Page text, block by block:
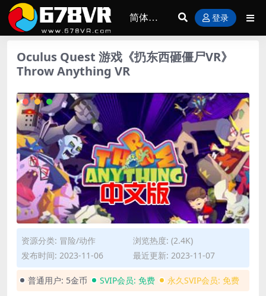
登录
Oculus Quest 游戏《扔东西砸僵尸VR》
Throw Anything VR
资源分类: 冒险/动作
浏览热度: (2.4K)
发布时间: 2023-11-06
最近更新: 2023-11-07
普通用户: 5金币 SVIP会员: 免费 永久SVIP会员: 免费